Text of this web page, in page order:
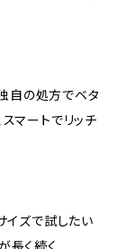
自の処方でベタ
マートでリッチ
イズで試したい
長く続く